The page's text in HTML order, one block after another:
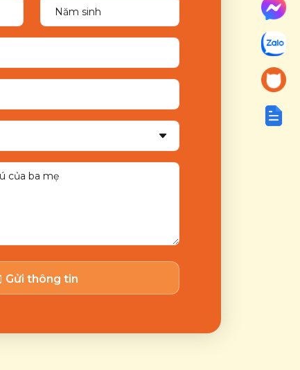
Gửi thông tin